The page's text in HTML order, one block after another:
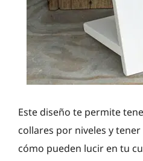
Este diseño te permite
collares por niveles y
cómo pueden lucir en tu